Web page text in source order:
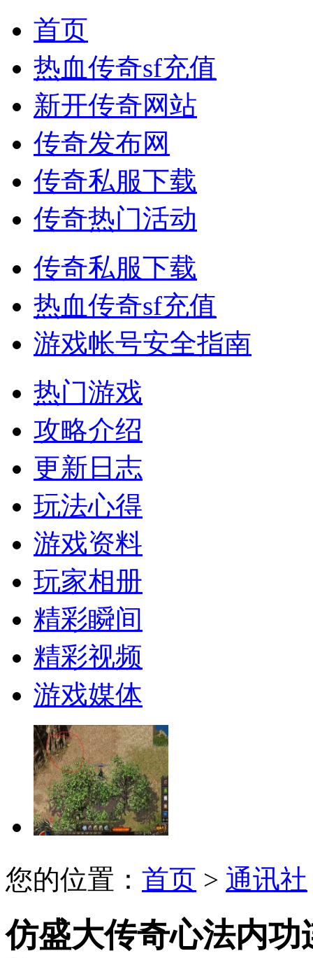
首页
热血传奇sf充值
新开传奇网站
传奇发布网
传奇私服下载
传奇热门活动
传奇私服下载
热血传奇sf充值
游戏帐号安全指南
热门游戏
攻略介绍
更新日志
玩法心得
游戏资料
玩家相册
精彩瞬间
精彩视频
游戏媒体
您的位置： 首页 > 通讯社
仿盛大传奇心法内